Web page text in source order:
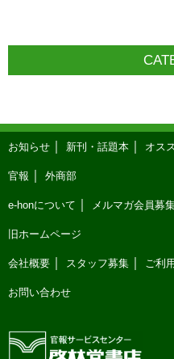
お知らせ 新刊・話題本 オス
官報 外商部
e-honについて メルマガ会員募
旧ホームページ
会社概要 スタッフ募集 ご利
お問い合わせ